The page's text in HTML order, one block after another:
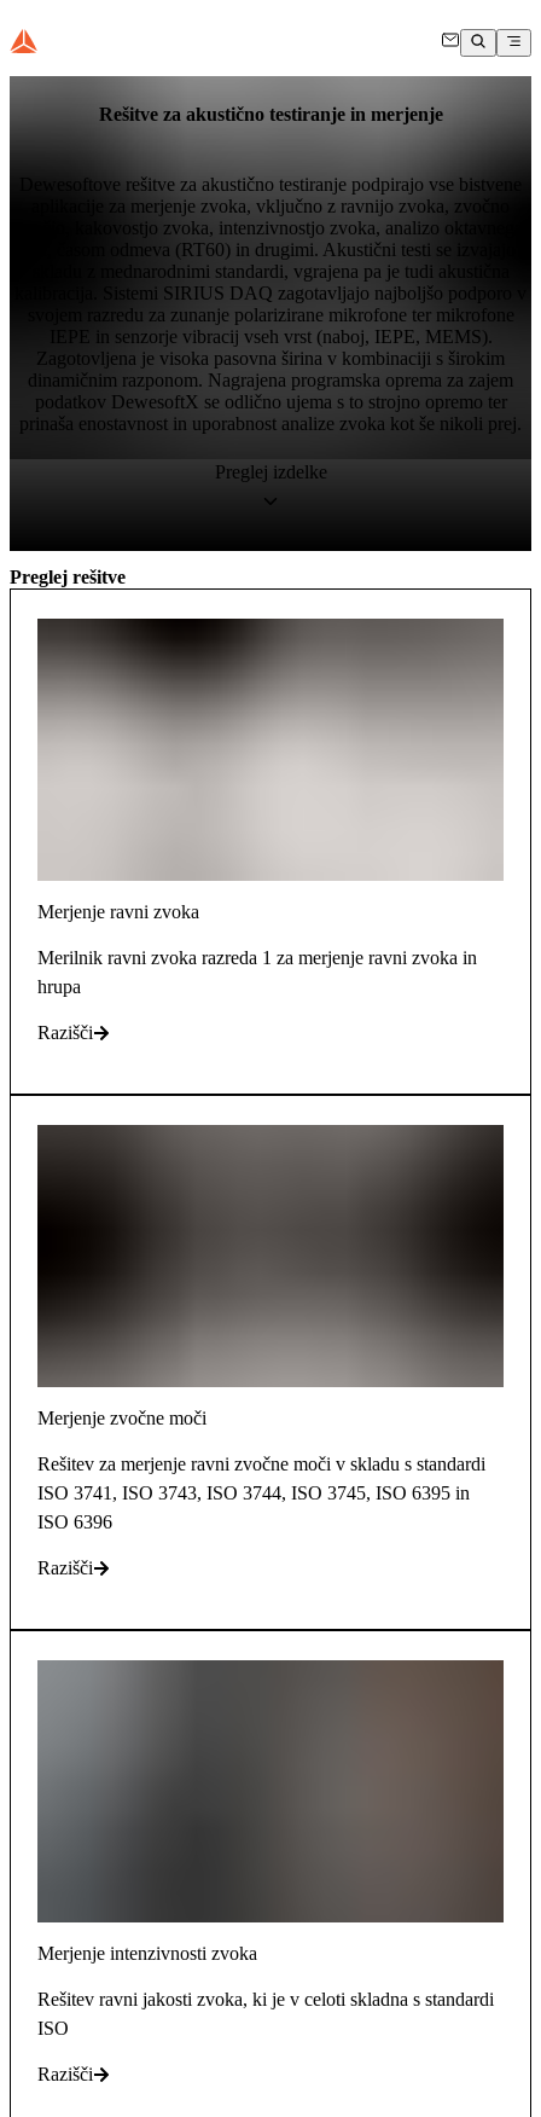
Rešitve za akustično testiranje in merjenje
Dewesoftove rešitve za akustično testiranje podpirajo vse bistvene
aplikacije za merjenje zvoka, vključno z ravnijo zvoka, zvočno
močjo, kakovostjo zvoka, intenzivnostjo zvoka, analizo oktavnega
pasu, časom odmeva (RT60) in drugimi. Akustični testi se izvajajo v
skladu z mednarodnimi standardi, vgrajena pa je tudi akustična
kalibracija. Sistemi SIRIUS DAQ zagotavljajo najboljšo podporo v
svojem razredu za zunanje polarizirane mikrofone ter mikrofone
IEPE in senzorje vibracij vseh vrst (naboj, IEPE, MEMS).
Zagotovljena je visoka pasovna širina v kombinaciji s širokim
dinamičnim razponom. Nagrajena programska oprema za zajem
podatkov DewesoftX se odlično ujema s to strojno opremo ter
prinaša enostavnost in uporabnost analize zvoka kot še nikoli prej.
Preglej izdelke
Preglej rešitve
Merjenje ravni zvoka
Merilnik ravni zvoka razreda 1 za merjenje ravni zvoka in
hrupa
Razišči
Merjenje zvočne moči
Rešitev za merjenje ravni zvočne moči v skladu s standardi
ISO 3741, ISO 3743, ISO 3744, ISO 3745, ISO 6395 in
ISO 6396
Razišči
Merjenje intenzivnosti zvoka
Rešitev ravni jakosti zvoka, ki je v celoti skladna s standardi
ISO
Razišči